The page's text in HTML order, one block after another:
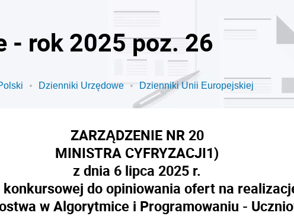
- rok 2025 poz. 26
Dzienniki Urzędowe Dzienniki Unii Europejskiej
ZARZĄDZENIE NR 20
MINISTRA CYFRYZACJI1)
z dnia 6 lipca 2025 r.
do opiniowania ofert na
w Algorytmice i Programowaniu -